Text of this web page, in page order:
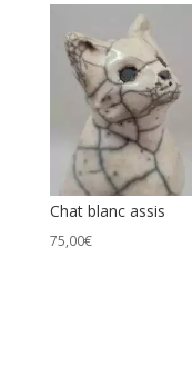
Chat blanc assis
75,00€